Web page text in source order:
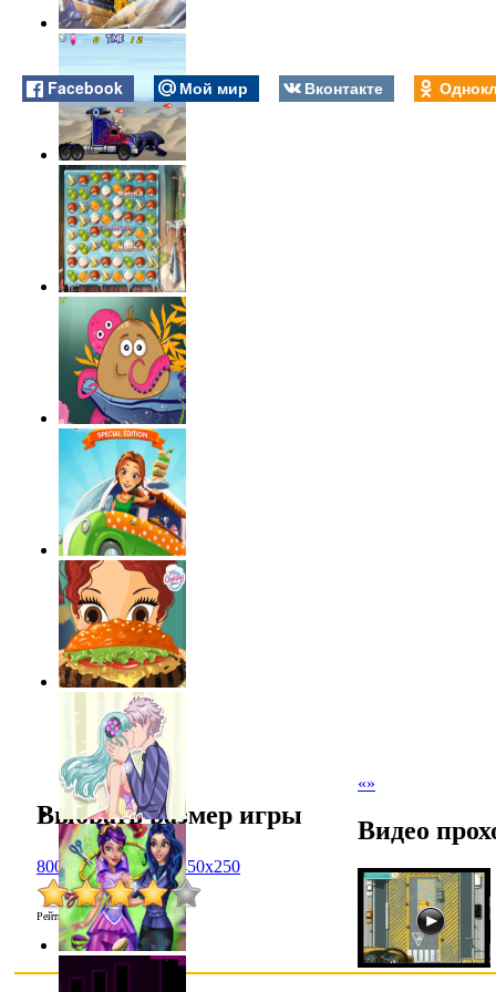
Facebook Мой мир Вконтакте
«»
Выбрать размер игры
800x600 1024x768 450x250
Рейтинг :4.1/42
Видео